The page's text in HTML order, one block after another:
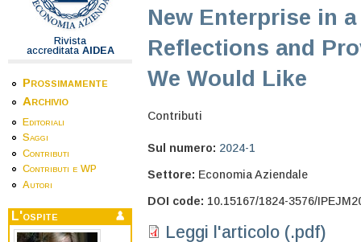
Rivista
accreditata AIDEA
Prossimamente
Archivio
Editoriali
Saggi
Contributi
Contributi e WP
Autori
L'ospite
New Enterprise in
Reflections and
We Would Like
Contributi
Sul numero: 2024-1
Settore: Economia Aziendale
DOI code: 10.15167/1824-3576/
Leggi l'articolo (.pdf)